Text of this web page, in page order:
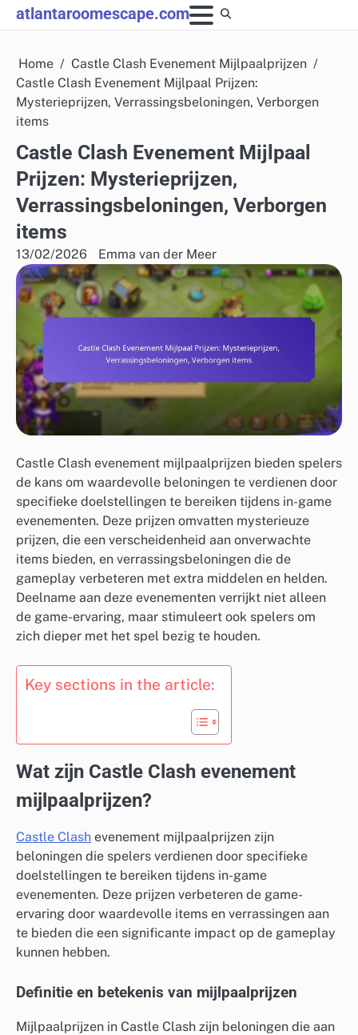
Skip
to
atlantaroomescape.com
Home
Castle Clash Evenement Mijlpaalprijzen
Castle Clash Evenement Mijlpaal Prijzen:
Mysterieprijzen, Verrassingsbeloningen, Verborgen
items
Castle Clash Evenement Mijlpaal
Prijzen: Mysterieprijzen,
Verrassingsbeloningen, Verborgen
items
13/02/2026 Emma van der Meer
Castle Clash evenement mijlpaalprijzen bieden spelers
de kans om waardevolle beloningen te verdienen door
specifieke doelstellingen te bereiken tijdens in-game
evenementen. Deze prijzen omvatten mysterieuze
prijzen, die een verscheidenheid aan onverwachte
items bieden, en verrassingsbeloningen die de
gameplay verbeteren met extra middelen en helden.
Deelname aan deze evenementen verrijkt niet alleen
de game-ervaring, maar stimuleert ook spelers om
zich dieper met het spel bezig te houden.
Key sections in the article:
Wat zijn Castle Clash evenement
mijlpaalprijzen?
Castle Clash evenement mijlpaalprijzen zijn
beloningen die spelers verdienen door specifieke
doelstellingen te bereiken tijdens in-game
evenementen. Deze prijzen verbeteren de game-
ervaring door waardevolle items en verrassingen aan
te bieden die een significante impact op de gameplay
kunnen hebben.
Definitie en betekenis van mijlpaalprijzen
Mijlpaalprijzen in Castle Clash zijn beloningen die aan